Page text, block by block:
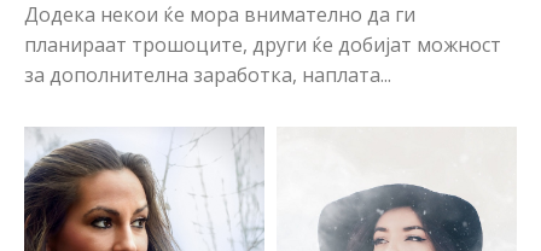
Додека некои ќе мора внимателно да ги
планираат трошоците, други ќе добијат можност
за дополнителна заработка, наплата...